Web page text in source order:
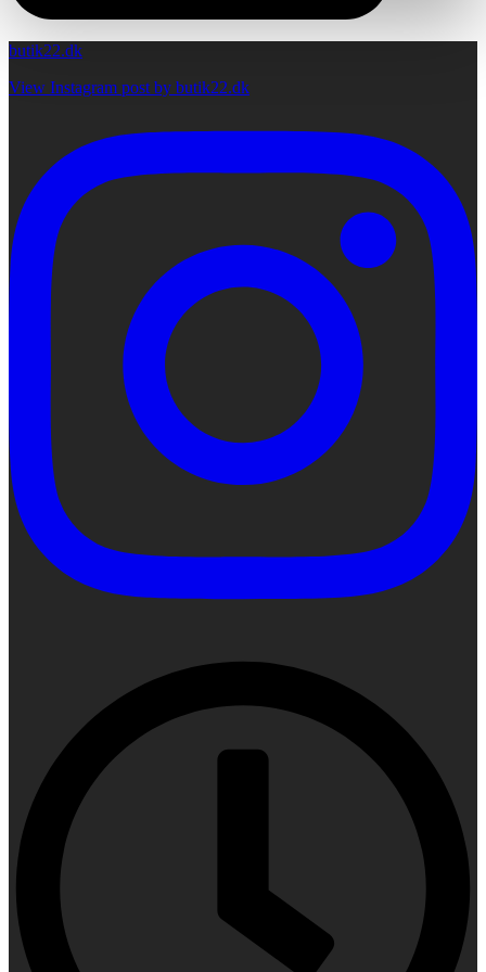
butik22.dk
View Instagram post by butik22.dk